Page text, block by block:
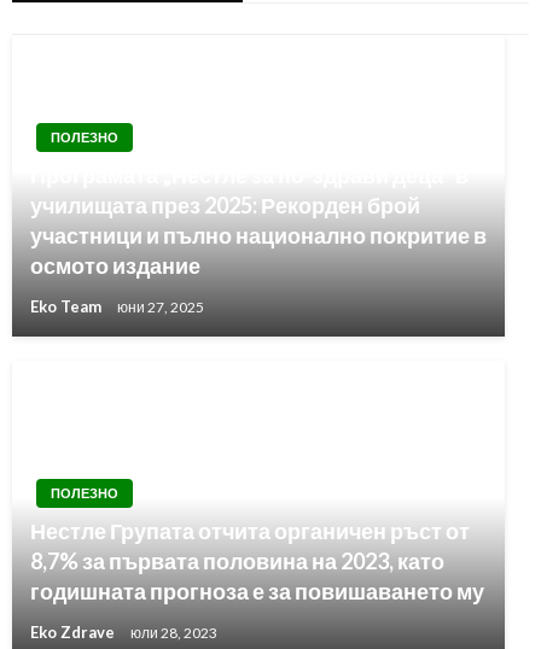
ПОЛЕЗНО
училищата през 2025: Рекорден брой
участници и пълно национално покритие в
осмото издание
Eko Team юни 27, 2025
ПОЛЕЗНО
Нестле Групата отчита органичен ръст от
8,7% за първата половина на 2023, като
годишната прогноза е за повишаването му
Eko Zdrave юли 28, 2023